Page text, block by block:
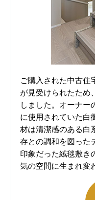
ご購入された中古住
が見受けられたため
しました。オーナー
に使用されていた白
材は清潔感のある白
存との調和を図った
印象だった絨毯敷き
気の空間に生まれ変